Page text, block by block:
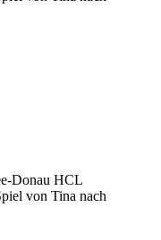
Donau HCL
von Tina nach